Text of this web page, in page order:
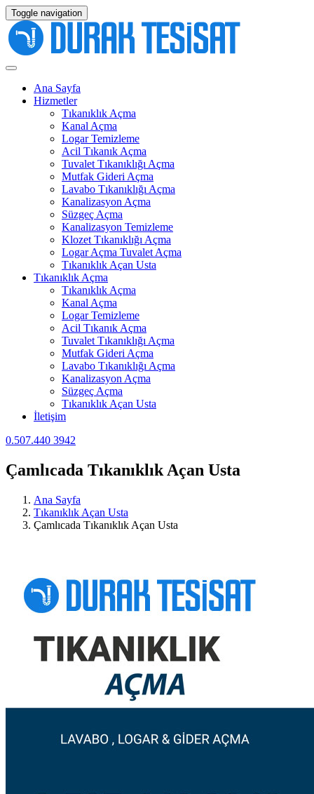
Toggle navigation
Ana Sayfa
Hizmetler
Tıkanıklık Açma
Kanal Açma
Logar Temizleme
Acil Tıkanık Açma
Tuvalet Tıkanıklığı Açma
Mutfak Gideri Açma
Lavabo Tıkanıklığı Açma
Kanalizasyon Açma
Süzgeç Açma
Kanalizasyon Temizleme
Klozet Tıkanıklığı Açma
Logar Açma Tuvalet Açma
Tıkanıklık Açan Usta
Tıkanıklık Açma
Tıkanıklık Açma
Kanal Açma
Logar Temizleme
Acil Tıkanık Açma
Tuvalet Tıkanıklığı Açma
Mutfak Gideri Açma
Lavabo Tıkanıklığı Açma
Kanalizasyon Açma
Süzgeç Açma
Tıkanıklık Açan Usta
İletişim
0.507.440 3942
Çamlıcada Tıkanıklık Açan Usta
Ana Sayfa
Tıkanıklık Açan Usta
Çamlıcada Tıkanıklık Açan Usta